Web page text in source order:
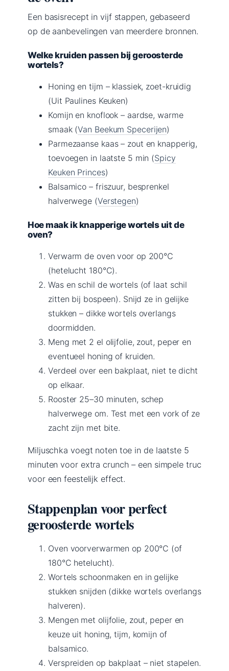
Een basisrecept in vijf stappen, gebaseerd
op de aanbevelingen van meerdere bronnen.
Welke kruiden passen bij geroosterde
wortels?
Honing en tijm – klassiek, zoet-kruidig
(Uit Paulines Keuken)
Komijn en knoflook – aardse, warme
smaak (Van Beekum Specerijen)
Parmezaanse kaas – zout en knapperig,
toevoegen in laatste 5 min (Spicy
Keuken Princes)
Balsamico – friszuur, besprenkel
halverwege (Verstegen)
Hoe maak ik knapperige wortels uit de
oven?
Verwarm de oven voor op 200°C
(hetelucht 180°C).
Was en schil de wortels (of laat schil
zitten bij bospeen). Snijd ze in gelijke
stukken – dikke wortels overlangs
doormidden.
Meng met 2 el olijfolie, zout, peper en
eventueel honing of kruiden.
Verdeel over een bakplaat, niet te dicht
op elkaar.
Rooster 25–30 minuten, schep
halverwege om. Test met een vork of ze
zacht zijn met bite.
Miljuschka voegt noten toe in de laatste 5
minuten voor extra crunch – een simpele truc
voor een feestelijk effect.
Stappenplan voor perfect
geroosterde wortels
Oven voorverwarmen op 200°C (of
180°C hetelucht).
Wortels schoonmaken en in gelijke
stukken snijden (dikke wortels overlangs
halveren).
Mengen met olijfolie, zout, peper en
keuze uit honing, tijm, komijn of
balsamico.
Verspreiden op bakplaat – niet stapelen.